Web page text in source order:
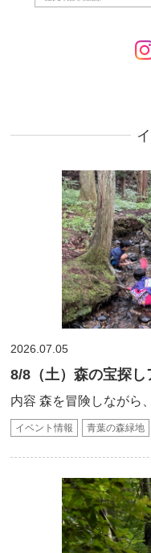
2026.07.05
8/8（土）森の宝探
内容 森を冒険しながら
イベント情報 青葉の森緑地